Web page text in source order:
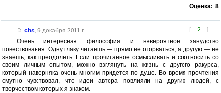
Оценка: 8
[ 2 ]
chs, 9 декабря 2011 г.
Очень интересная философия и невероятное занудство
повествования. Одну главу читаешь — прямо не оторваться, а другую — не
знаешь, как преодолеть. Если прочитанное осмысливать и соотносить со
своим личным опытом, можно взглянуть на жизнь с другого ракурса,
который наверняка очень многим придется по душе. Во время прочтения
смутно чувствовал, что идеи автора повлияли на других людей, с
творчеством которых я знаком.